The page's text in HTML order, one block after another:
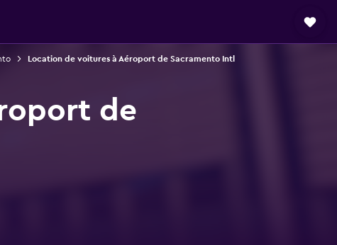
Location de voitures à Aéroport de Sacramento Intl
de